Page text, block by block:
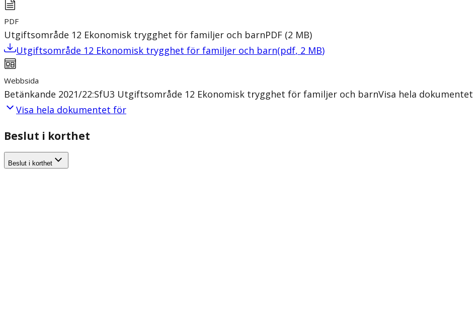
PDF
Utgiftsområde 12 Ekonomisk trygghet för familjer och barnPDF (2 MB)
Utgiftsområde 12 Ekonomisk trygghet för familjer och barn(pdf, 2 MB)
Webbsida
Betänkande 2021/22:SfU3 Utgiftsområde 12 Ekonomisk trygghet för familjer och barnVisa hela dokumentet
Visa hela dokumentet för
Beslut i korthet
Beslut i korthet